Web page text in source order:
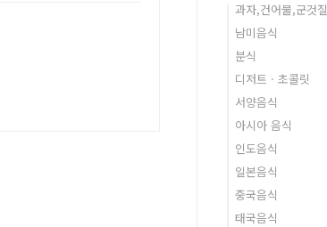
과자,건어물,군것질
남미음식
분식
디저트 · 초콜릿
서양음식
아시아 음식
인도음식
일본음식
중국음식
태국음식